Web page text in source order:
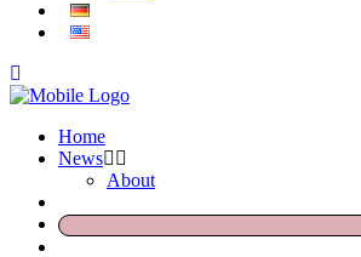
Home
News
About